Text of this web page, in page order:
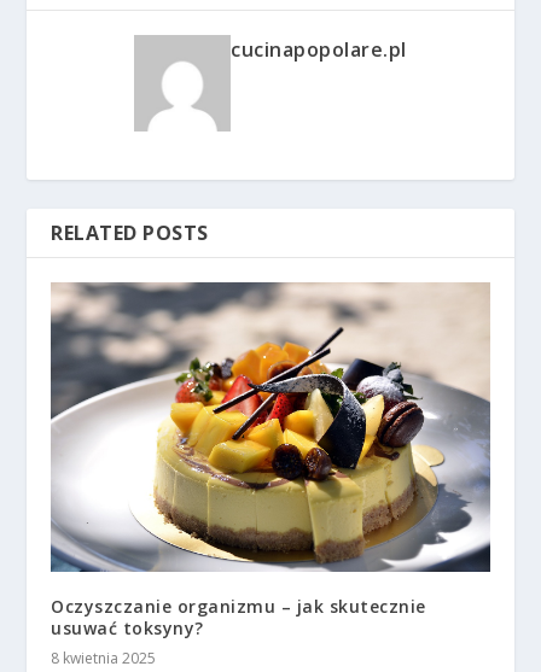
cucinapopolare.pl
RELATED POSTS
Oczyszczanie organizmu – jak skutecznie
usuwać toksyny?
8 kwietnia 2025